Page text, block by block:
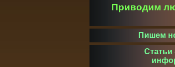
Приводим
Пишем
Статьи